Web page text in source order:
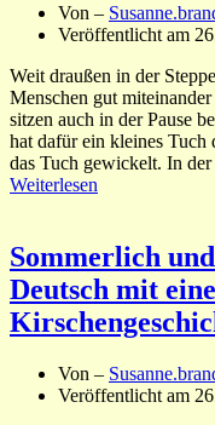
Von –
Veröffentlicht am
Weit draußen in der
Menschen gut
sitzen auch in der Pause
hat dafür ein kleines Tuch
das Tuch gewickelt. In
Weiterlesen
Sommerlich
Deutsch mit
Von –
Veröffentlicht am